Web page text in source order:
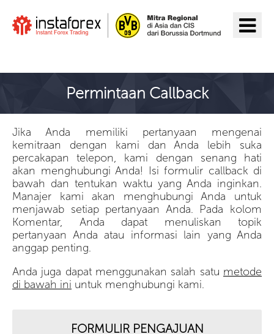
Permintaan Callback
Jika Anda memiliki pertanyaan mengenai
kemitraan dengan kami dan Anda lebih suka
percakapan telepon, kami dengan senang hati
akan menghubungi Anda! Isi formulir callback di
bawah dan tentukan waktu yang Anda inginkan.
Manajer kami akan menghubungi Anda untuk
menjawab setiap pertanyaan Anda. Pada kolom
Komentar, Anda dapat menuliskan topik
pertanyaan Anda atau informasi lain yang Anda
anggap penting.
Anda juga dapat menggunakan salah satu metode
di bawah ini untuk menghubungi kami.
FORMULIR PENGAJUAN